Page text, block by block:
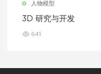
人物模型
3D 研究与开发
641